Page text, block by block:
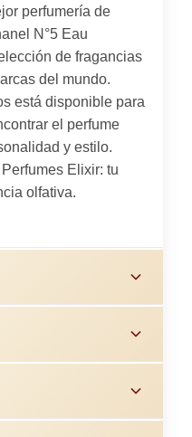
perfumería de
N°5 Eau
de fragancias
del mundo.
está disponible para
el perfume
y estilo.
Elixir: tu
olfativa.